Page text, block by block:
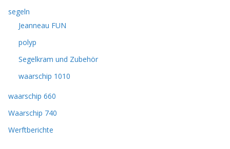
segeln
Jeanneau FUN
polyp
Segelkram und Zubehör
waarschip 1010
waarschip 660
Waarschip 740
Werftberichte